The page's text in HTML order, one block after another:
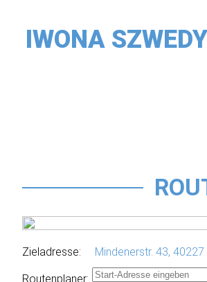
IWONA
Zieladresse: Mindenerstr. 43, 40227
Routenplaner: